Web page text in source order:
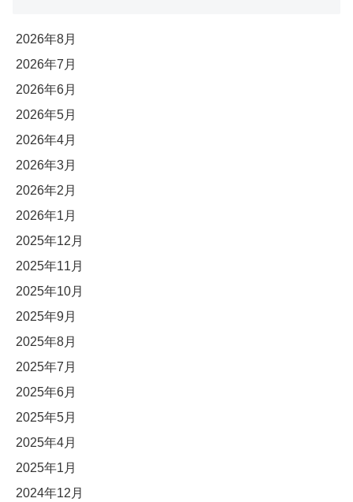
2026年8月
2026年7月
2026年6月
2026年5月
2026年4月
2026年3月
2026年2月
2026年1月
2025年12月
2025年11月
2025年10月
2025年9月
2025年8月
2025年7月
2025年6月
2025年5月
2025年4月
2025年1月
2024年12月